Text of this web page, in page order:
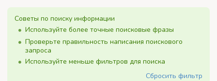
Советы по поиску информации
Используйте более точные поисковые фразы
Проверьте правильность написания поискового
запроса
Используйте меньше фильтров для поиска
Сбросить фильтр